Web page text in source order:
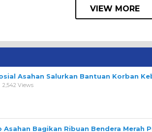
VIEW MORE
Asahan Salurkan Bantuan Korban
2,542 Views
Asahan Bagikan Ribuan Bendera Merah